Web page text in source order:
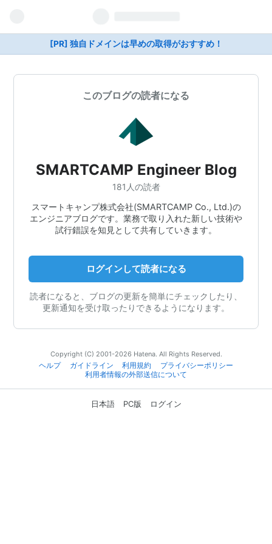
[PR] 独自ドメインは早めの取得がおすすめ！
このブログの読者になる
SMARTCAMP Engineer Blog
181人の読者
スマートキャンプ株式会社(SMARTCAMP Co., Ltd.)の
エンジニアブログです。業務で取り入れた新しい技術や
試行錯誤を知見として共有していきます。
ログインして読者になる
読者になると、ブログの更新を簡単にチェックしたり、
更新通知を受け取ったりできるようになります。
Copyright (C) 2001-2026 Hatena. All Rights Reserved.
ヘルプ
ガイドライン 利用規約
プライバシーポリシー
利用者情報の外部送信について
日本語 PC版 ログイン